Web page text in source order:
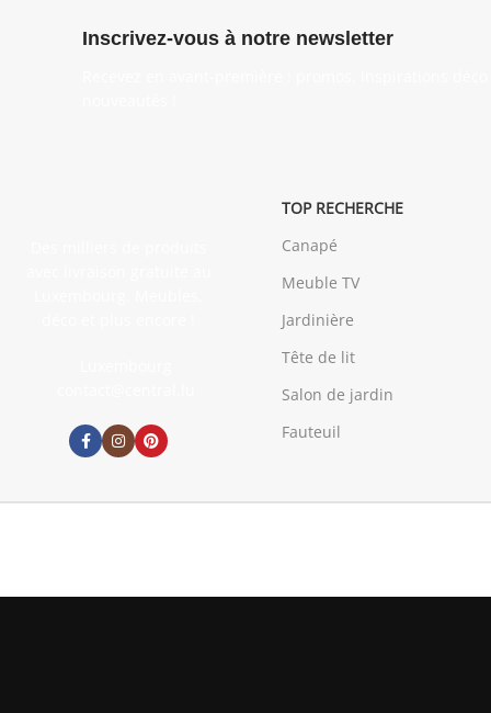
Inscrivez-vous à notre newsletter
TOP RECHERCHE
Canapé
Meuble TV
Jardinière
Tête de lit
Salon de jardin
Fauteuil